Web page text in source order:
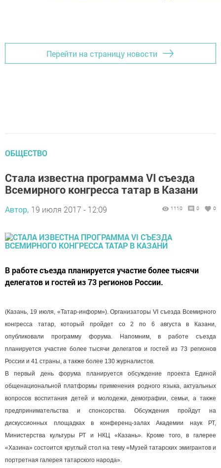
Перейти на страницу новости
ОБЩЕСТВО
Стала известна программа VI съезда
Всемирного конгресса татар в Казани
Автор, 19 июля 2017 - 12:09 1110 0 0
В работе съезда планируется участие более тысячи
делегатов и гостей из 73 регионов России.
(Казань, 19 июля, «Татар-информ»). Организаторы VI съезда Всемирного
конгресса татар, который пройдет со 2 по 6 августа в Казани,
опубликовали программу форума. Напомним, в работе съезда
планируется участие более тысячи делегатов и гостей из 73 регионов
России и 41 страны, а также более 130 журналистов.
В первый день форума планируется обсуждение проекта Единой
общенациональной платформы применения родного языка, актуальных
вопросов воспитания детей и молодежи, демографии, семьи, а также
предпринимательства и спонсорства. Обсуждения пройдут на
дискуссионных площадках в конференц-залах Академии наук РТ,
Министерства культуры РТ и НКЦ «Казань». Кроме того, в галерее
«Хазина» состоится круглый стол на тему «Музей татарских эмигрантов и
портретная галерея татарского народа».